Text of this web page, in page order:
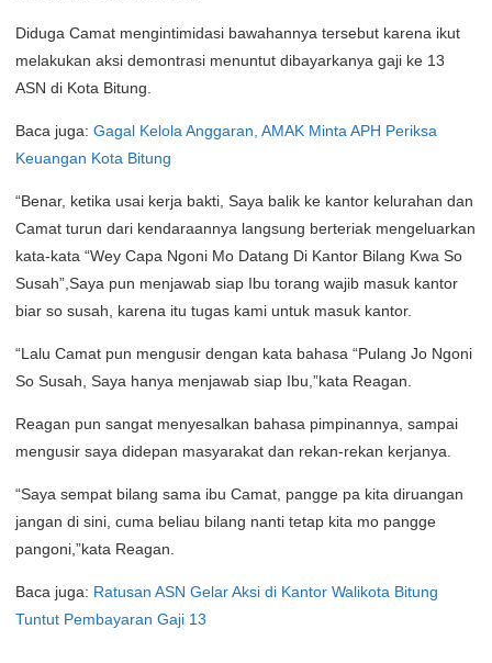
Diduga Camat mengintimidasi bawahannya tersebut karena ikut
melakukan aksi demontrasi menuntut dibayarkanya gaji ke 13
ASN di Kota Bitung.
Baca juga: Gagal Kelola Anggaran, AMAK Minta APH Periksa
Keuangan Kota Bitung
“Benar, ketika usai kerja bakti, Saya balik ke kantor kelurahan dan
Camat turun dari kendaraannya langsung berteriak mengeluarkan
kata-kata “Wey Capa Ngoni Mo Datang Di Kantor Bilang Kwa So
Susah”,Saya pun menjawab siap Ibu torang wajib masuk kantor
biar so susah, karena itu tugas kami untuk masuk kantor.
“Lalu Camat pun mengusir dengan kata bahasa “Pulang Jo Ngoni
So Susah, Saya hanya menjawab siap Ibu,”kata Reagan.
Reagan pun sangat menyesalkan bahasa pimpinannya, sampai
mengusir saya didepan masyarakat dan rekan-rekan kerjanya.
“Saya sempat bilang sama ibu Camat, pangge pa kita diruangan
jangan di sini, cuma beliau bilang nanti tetap kita mo pangge
pangoni,”kata Reagan.
Baca juga: Ratusan ASN Gelar Aksi di Kantor Walikota Bitung
Tuntut Pembayaran Gaji 13